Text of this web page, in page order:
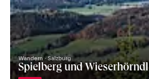
Wandern · Salzburg
Spielberg und Wieserhörndl